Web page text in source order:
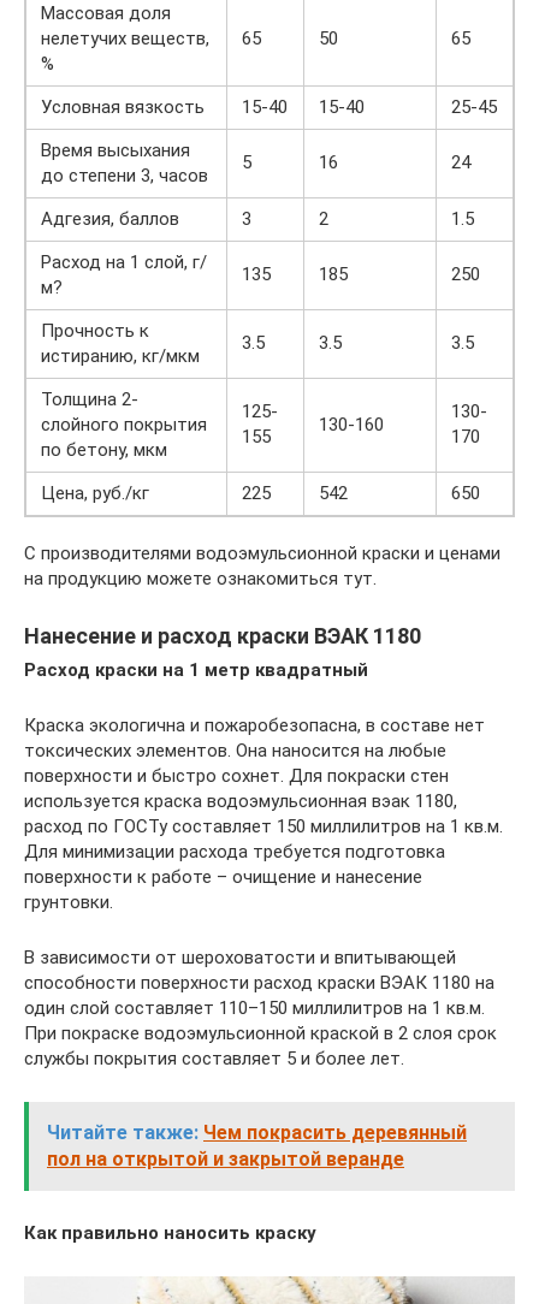
Массовая доля
нелетучих веществ,
%
65 50 65
Условная вязкость 15-40 15-40
25-45
Время высыхания
до степени 3, часов
5 16 24
Адгезия, баллов 3 2
1.5
Расход на 1 слой, г/
м?
135 185 250
Прочность к
истиранию, кг/мкм
3.5 3.5 3.5
Толщина 2-
слойного покрытия
по бетону, мкм
125-
155
130-160
130-
170
Цена, руб./кг 225 542 650
С производителями водоэмульсионной краски и ценами
на продукцию можете ознакомиться тут.
Нанесение и расход краски ВЭАК 1180
Расход краски на 1 метр квадратный
Краска экологична и пожаробезопасна, в составе нет
токсических элементов. Она наносится на любые
поверхности и быстро сохнет. Для покраски стен
используется краска водоэмульсионная вэак 1180,
расход по ГОСТу составляет 150 миллилитров на 1 кв.м.
Для минимизации расхода требуется подготовка
поверхности к работе – очищение и нанесение
грунтовки.
В зависимости от шероховатости и впитывающей
способности поверхности расход краски ВЭАК 1180 на
один слой составляет 110–150 миллилитров на 1 кв.м.
При покраске водоэмульсионной краской в 2 слоя срок
службы покрытия составляет 5 и более лет.
Читайте также: Чем покрасить деревянный
пол на открытой и закрытой веранде
Как правильно наносить краску